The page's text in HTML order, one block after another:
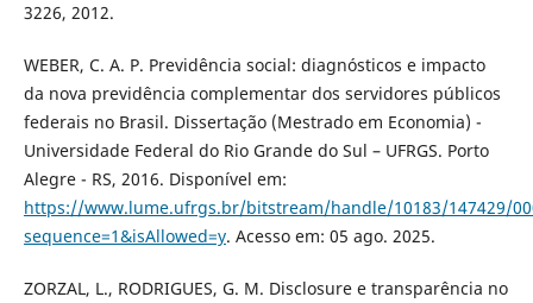
3226, 2012.
WEBER, C. A. P. Previdência social: diagnósticos e impacto
da nova previdência complementar dos servidores públicos
federais no Brasil. Dissertação (Mestrado em Economia) -
Universidade Federal do Rio Grande do Sul – UFRGS. Porto
Alegre - RS, 2016. Disponível em:
https://www.lume.ufrgs.br/bitstream/handle/10183/147429/
sequence=1&isAllowed=y. Acesso em: 05 ago. 2025.
ZORZAL, L., RODRIGUES, G. M. Disclosure e transparência no